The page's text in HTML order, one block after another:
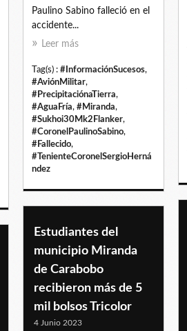
Paulino Sabino falleció en el
accidente...
Leer más
Tag(s) : #InformaciónSucesos,
#AviónMilitar,
#PrecipitaciónaTierra,
#AguaFría, #Miranda,
#Sukhoi30Mk2Flanker,
#CoronelPaulinoSabino,
#Fallecido,
#TenienteCoronelSergioHerná
ndez
Estudiantes del
municipio Miranda
de Carabobo
recibieron más de 5
mil bolsos Tricolor
4 Junio 2023